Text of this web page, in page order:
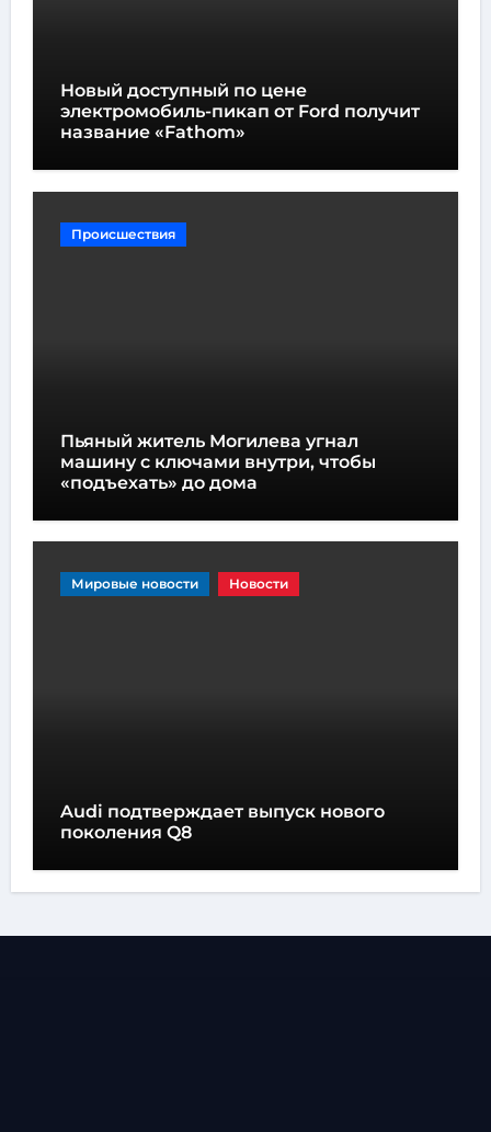
Новый доступный по цене
электромобиль-пикап от Ford получит
название «Fathom»
Происшествия
Пьяный житель Могилева угнал
машину с ключами внутри, чтобы
«подъехать» до дома
Мировые новости Новости
Audi подтверждает выпуск нового
поколения Q8